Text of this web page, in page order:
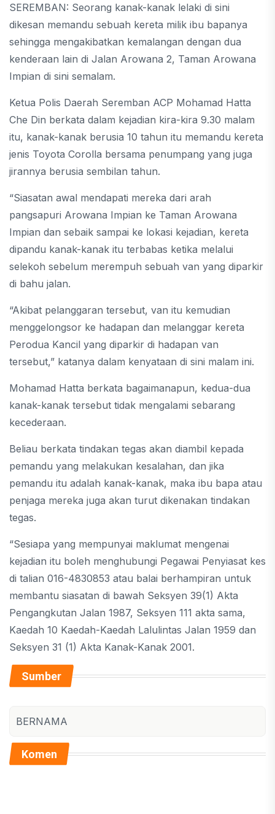
SEREMBAN: Seorang kanak-kanak lelaki di sini
dikesan memandu sebuah kereta milik ibu bapanya
sehingga mengakibatkan kemalangan dengan dua
kenderaan lain di Jalan Arowana 2, Taman Arowana
Impian di sini semalam.
Ketua Polis Daerah Seremban ACP Mohamad Hatta
Che Din berkata dalam kejadian kira-kira 9.30 malam
itu, kanak-kanak berusia 10 tahun itu memandu kereta
jenis Toyota Corolla bersama penumpang yang juga
jirannya berusia sembilan tahun.
“Siasatan awal mendapati mereka dari arah
pangsapuri Arowana Impian ke Taman Arowana
Impian dan sebaik sampai ke lokasi kejadian, kereta
dipandu kanak-kanak itu terbabas ketika melalui
selekoh sebelum merempuh sebuah van yang diparkir
di bahu jalan.
“Akibat pelanggaran tersebut, van itu kemudian
menggelongsor ke hadapan dan melanggar kereta
Perodua Kancil yang diparkir di hadapan van
tersebut,” katanya dalam kenyataan di sini malam ini.
Mohamad Hatta berkata bagaimanapun, kedua-dua
kanak-kanak tersebut tidak mengalami sebarang
kecederaan.
Beliau berkata tindakan tegas akan diambil kepada
pemandu yang melakukan kesalahan, dan jika
pemandu itu adalah kanak-kanak, maka ibu bapa atau
penjaga mereka juga akan turut dikenakan tindakan
tegas.
“Sesiapa yang mempunyai maklumat mengenai
kejadian itu boleh menghubungi Pegawai Penyiasat kes
di talian 016-4830853 atau balai berhampiran untuk
membantu siasatan di bawah Seksyen 39(1) Akta
Pengangkutan Jalan 1987, Seksyen 111 akta sama,
Kaedah 10 Kaedah-Kaedah Lalulintas Jalan 1959 dan
Seksyen 31 (1) Akta Kanak-Kanak 2001.
Sumber
BERNAMA
Komen